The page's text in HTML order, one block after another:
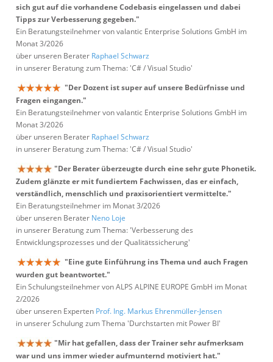
sich gut auf die vorhandene Codebasis eingelassen und dabei
Tipps zur Verbesserung gegeben."
Ein Beratungsteilnehmer von valantic Enterprise Solutions GmbH im
Monat 3/2026
über unseren Berater Raphael Schwarz
in unserer Beratung zum Thema: 'C# / Visual Studio'
"Der Dozent ist super auf unsere Bedürfnisse und
Fragen eingangen."
Ein Beratungsteilnehmer von valantic Enterprise Solutions GmbH im
Monat 3/2026
über unseren Berater Raphael Schwarz
in unserer Beratung zum Thema: 'C# / Visual Studio'
"Der Berater überzeugte durch eine sehr gute Phonetik.
Zudem glänzte er mit fundiertem Fachwissen, das er einfach,
verständlich, menschlich und praxisorientiert vermittelte."
Ein Beratungsteilnehmer im Monat 3/2026
über unseren Berater Neno Loje
in unserer Beratung zum Thema: 'Verbesserung des
Entwicklungsprozesses und der Qualitätssicherung'
"Eine gute Einführung ins Thema und auch Fragen
wurden gut beantwortet."
Ein Schulungsteilnehmer von ALPS ALPINE EUROPE GmbH im Monat
2/2026
über unseren Experten Prof. Ing. Markus Ehrenmüller-Jensen
in unserer Schulung zum Thema 'Durchstarten mit Power BI'
"Mir hat gefallen, dass der Trainer sehr aufmerksam
war und uns immer wieder aufmunternd motiviert hat."